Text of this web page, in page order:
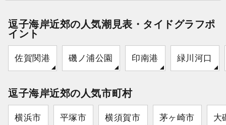
逗子海岸近郊の人気潮見表・タイドグラフポ
イント
佐賀関港 磯ノ浦公園 印南港 緑川河口
逗子海岸近郊の人気市町村
横浜市 平塚市 横須賀市 茅ヶ崎市 大